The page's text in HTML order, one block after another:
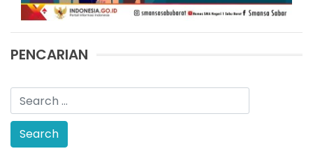
PENCARIAN